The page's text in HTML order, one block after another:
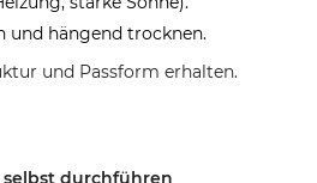
und hängend trocknen.
und Passform erhalten.
selbst durchführen